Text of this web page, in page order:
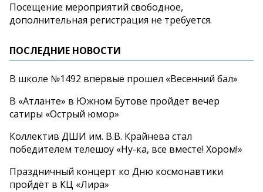
Посещение мероприятий свободное,
дополнительная регистрация не требуется.
ПОСЛЕДНИЕ НОВОСТИ
В школе №1492 впервые прошел «Весенний бал»
В «Атланте» в Южном Бутове пройдет вечер
сатиры «Острый юмор»
Коллектив ДШИ им. В.В. Крайнева стал
победителем телешоу «Ну-ка, все вместе! Хором!»
Праздничный концерт ко Дню космонавтики
пройдёт в КЦ «Лира»